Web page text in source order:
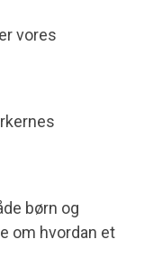
vores
børn og
om hvordan et